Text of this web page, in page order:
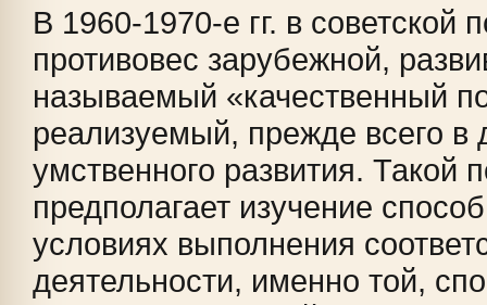
В 1960-1970-е гг. в советской
противовес зарубежной,
называемый «качественный
реализуемый, прежде всего в
умственного развития. Такой
предполагает изучение
условиях выполнения
деятельности, именно той,